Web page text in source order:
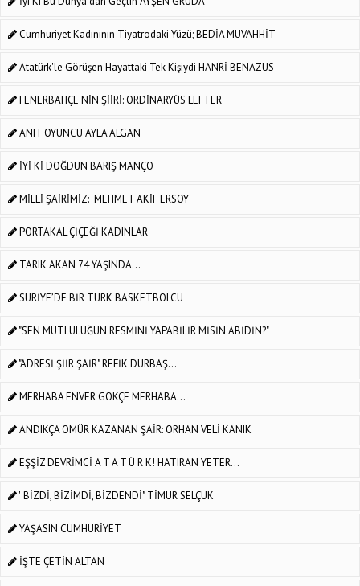
Cumhuriyet Kadınının Tiyatrodaki Yüzü; BEDİA MUVAHHİT
Atatürk'le Görüşen Hayattaki Tek Kişiydi HANRİ BENAZUS
FENERBAHÇE'NİN ŞİİRİ: ORDİNARYÜS LEFTER
ANIT OYUNCU AYLA ALGAN
İYİ Kİ DOĞDUN BARIŞ MANÇO
MİLLİ ŞAİRİMİZ: MEHMET AKİF ERSOY
PORTAKAL ÇİÇEĞİ KADINLAR
TARIK AKAN 74 YAŞINDA...
SURİYE’DE BİR TÜRK BASKETBOLCU
"SEN MUTLULUĞUN RESMİNİ YAPABİLİR MİSİN ABİDİN?"
"ADRESİ ŞİİR ŞAİR" REFİK DURBAŞ...
MERHABA ENVER GÖKÇE MERHABA...
ANDIKÇA ÖMÜR KAZANAN ŞAİR: ORHAN VELİ KANIK
EŞŞİZ DEVRİMCİ A T A T Ü R K! HATIRAN YETER...
''BİZDİ, BİZİMDİ, BİZDENDİ" TİMUR SELÇUK
YAŞASIN CUMHURİYET
İŞTE ÇETİN ALTAN